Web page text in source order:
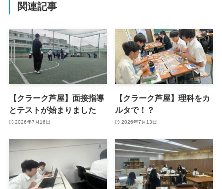
関連記事
【クラーク芦屋】面接指導
とテストが始まりました
2026年7月16日
【クラーク芦屋】理科をカ
ルタで！？
2026年7月13日